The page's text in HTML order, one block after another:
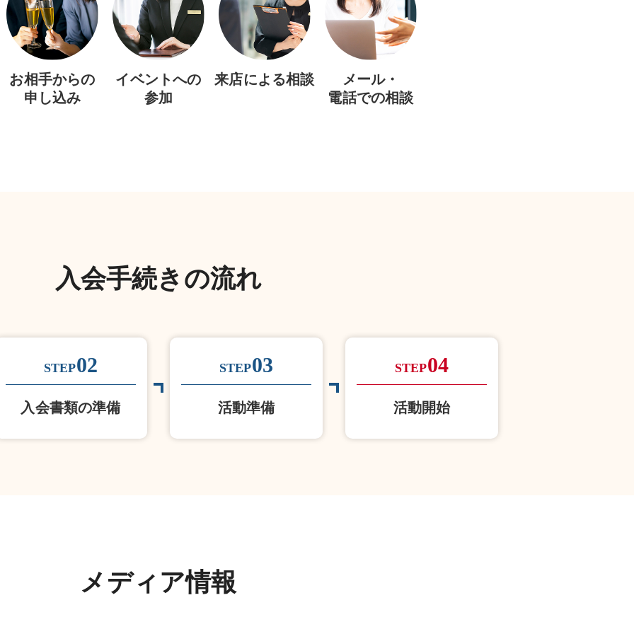
お相手からの
申し込み
イベントへの
参加
来店による相談
メール・
電話での相談
入会手続きの流れ
STEP02
入会書類の準備
STEP03
活動準備
STEP04
活動開始
メディア情報